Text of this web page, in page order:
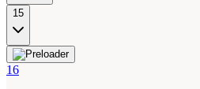
15
16